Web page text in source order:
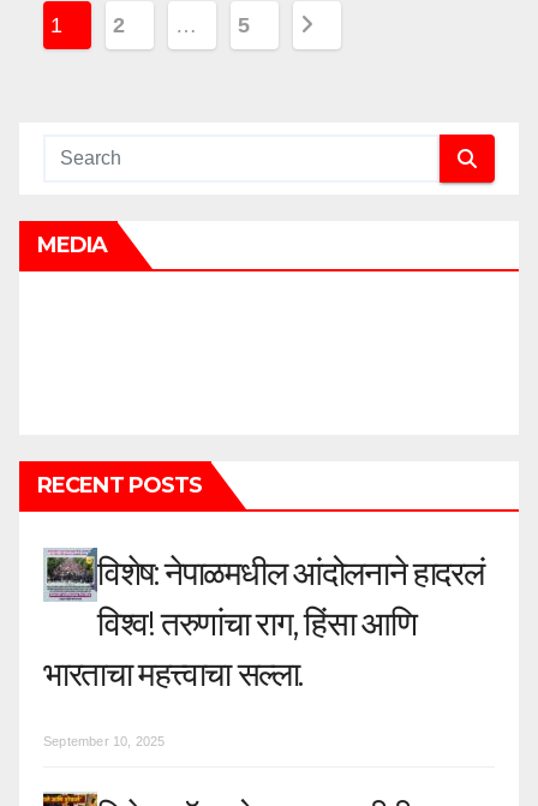
P
s
p
n
a
t
i
o
1 2 … 5
MEDIA
RECENT POSTS
विशेष: नेपाळमधील आंदोलनाने हादरलं
विश्व! तरुणांचा राग, हिंसा आणि
भारताचा महत्त्वाचा सल्ला.
September 10, 2025